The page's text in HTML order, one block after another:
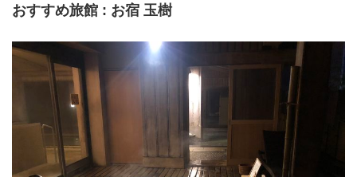
おすすめ旅館 : お宿 玉樹